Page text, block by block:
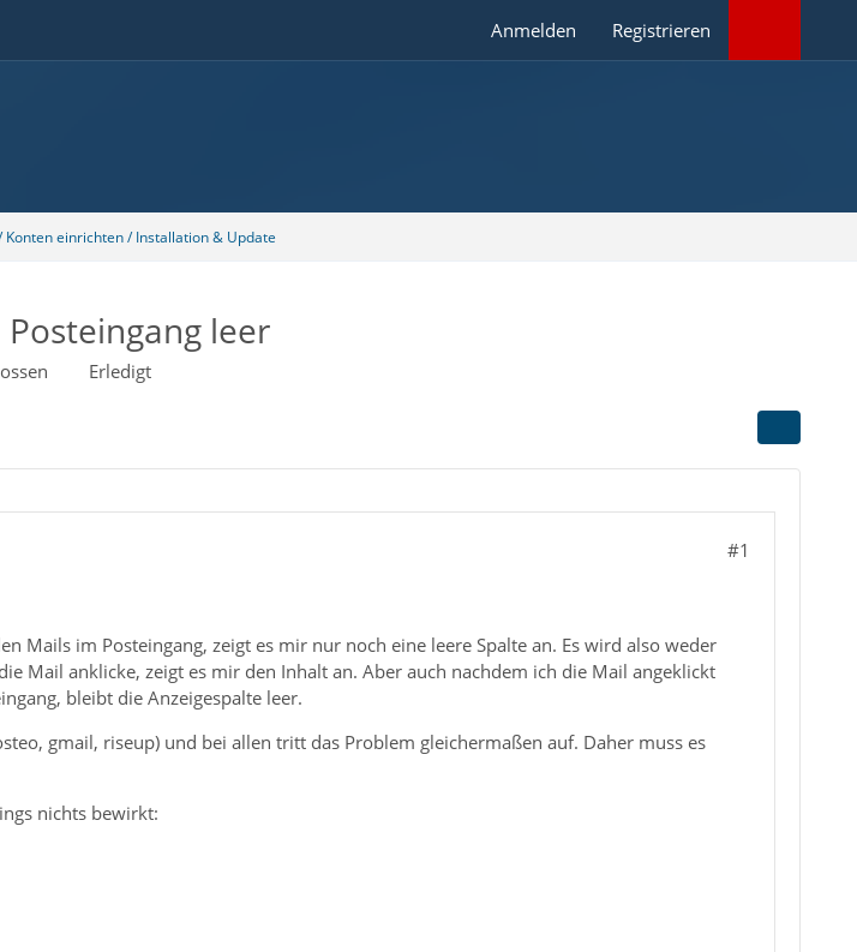
Anmelden Registrieren
einrichten / Installation & Update
leer
Erledigt
#1
Mails im Posteingang, zeigt es mir nur noch eine leere Spalte an. Es wird also weder
Mail anklicke, zeigt es mir den Inhalt an. Aber auch nachdem ich die Mail angeklickt
bleibt die Anzeigespalte leer.
gmail, riseup) und bei allen tritt das Problem gleichermaßen auf. Daher muss es
nichts bewirkt: